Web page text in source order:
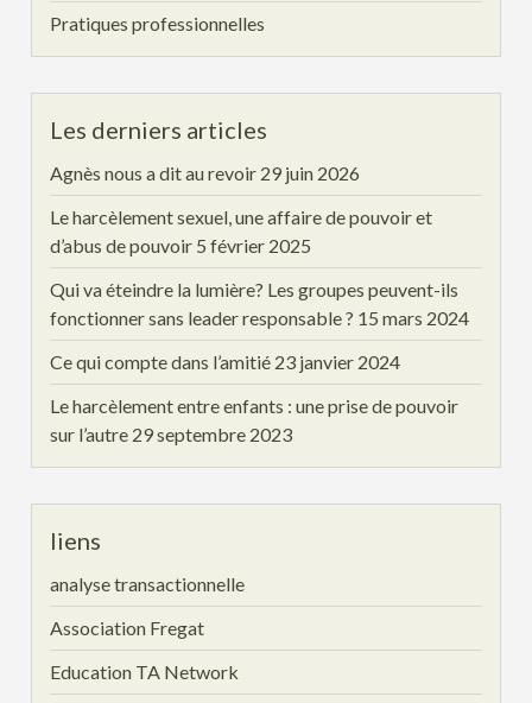
Pratiques professionnelles
Les derniers articles
Agnès nous a dit au revoir 29 juin 2026
Le harcèlement sexuel, une affaire de pouvoir et
d’abus de pouvoir 5 février 2025
Qui va éteindre la lumière? Les groupes peuvent-ils
fonctionner sans leader responsable ? 15 mars 2024
Ce qui compte dans l’amitié 23 janvier 2024
Le harcèlement entre enfants : une prise de pouvoir
sur l’autre 29 septembre 2023
liens
analyse transactionnelle
Association Fregat
Education TA Network